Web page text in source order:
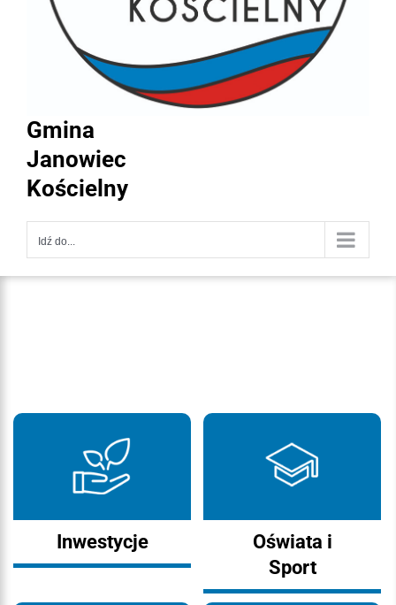
Gmina
Janowiec
Kościelny
Idź do...
Inwestycje
Oświata i
Sport